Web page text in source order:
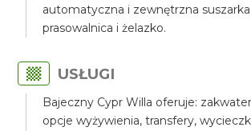
automatyczna i zewnętrzna
prasowalnica i żelazko.
USŁUGI
Bajeczny Cypr Willa oferuje:
opcje wyżywienia, transfery,